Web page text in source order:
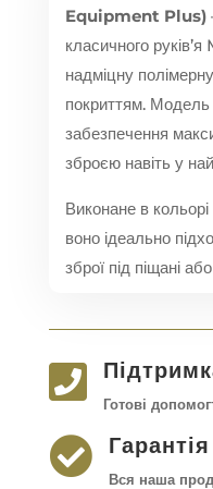
Equipment Plus)
класичного
надміцну
покриттям.
забезпечення
зброєю навіть у
Виконане в кольорі
воно ідеально
зброї під піщані

Готові
 Гарантія
Вся наша